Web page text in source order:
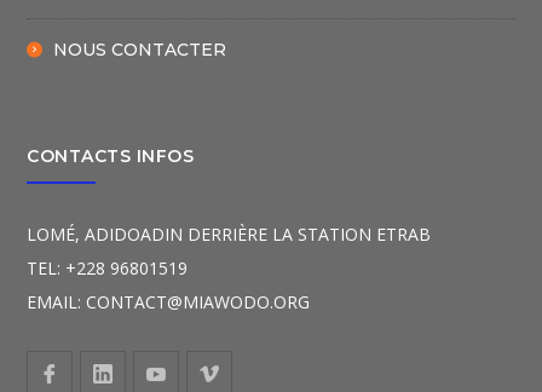
NOUS CONTACTER
CONTACTS INFOS
LOMÉ, ADIDOADIN DERRIÈRE LA STATION ETRAB
TEL: +228 96801519
EMAIL: CONTACT@MIAWODO.ORG